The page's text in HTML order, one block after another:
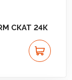
СКАТ 24К